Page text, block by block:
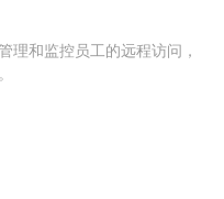
理和监控员工的远程访问，